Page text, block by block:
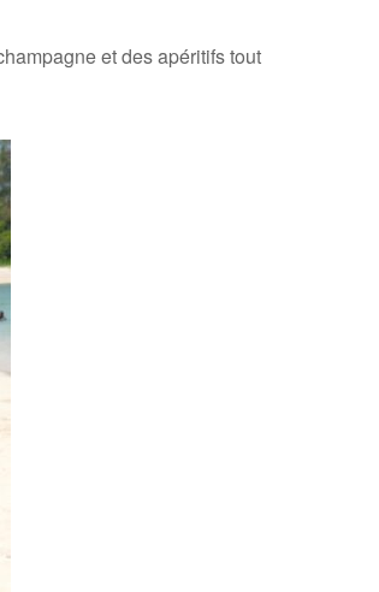
et des apéritifs tout